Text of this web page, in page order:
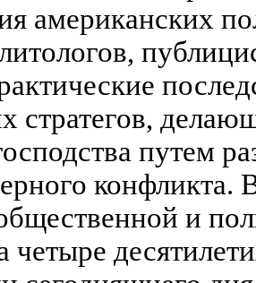
американских
стратегов,
путем
конфликта.
и
четыре